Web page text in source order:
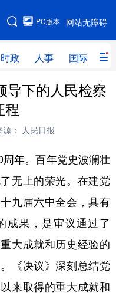
网站无障碍
PC版本
时政 人事 国际 财
时政 人事
网评
全球连线
量子 体育
健康 军事
金融 汽车
信息化 数字经济
银龄 溯源中国
导下的人民检察
程
源： 人民日报
年。百年党史波澜壮
无上的荣光。在建党
九届六中全会，具有
成果，是审议通过了
大成就和历史经验的
《决议》深刻总结党
来取得的重大成就和